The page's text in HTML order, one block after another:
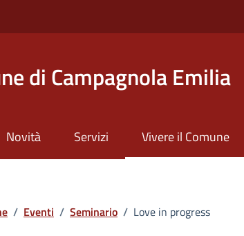
di Campagnola Emilia
Novità Servizi Vivere il Comune
/ Eventi / Seminario / Love in progress